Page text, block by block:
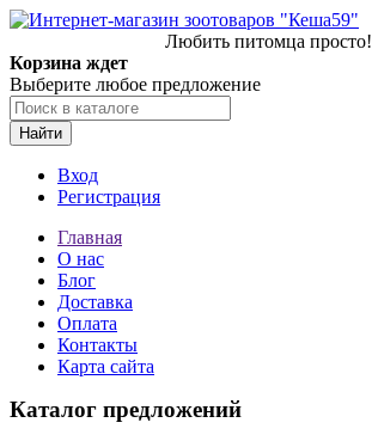
Любить питомца просто!
Корзина ждет
Выберите любое предложение
Найти
Вход
Регистрация
Главная
О нас
Блог
Доставка
Оплата
Контакты
Карта сайта
Каталог предложений